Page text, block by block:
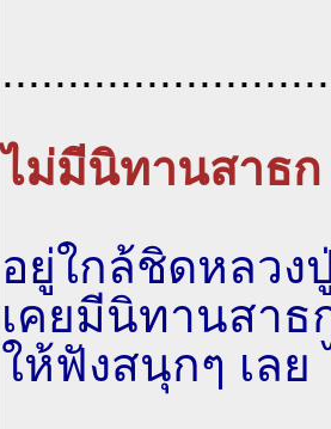
ไม่มีนิทานสาธก
อยู่ใกล้ชิดหลวง
เคยมีนิทานสาธ
ให้ฟังสนุกๆ เล